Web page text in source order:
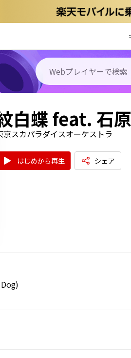
白蝶 feat. 石
京スカパラダイスオーケストラ
はじめから再生 シェア